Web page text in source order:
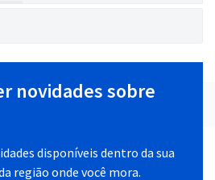
novidades sobre
disponíveis dentro da sua
região onde você mora.